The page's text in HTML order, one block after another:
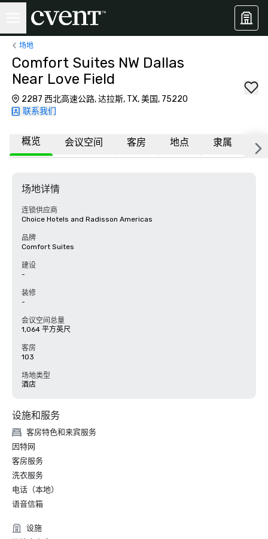
场地
Comfort Suites NW Dallas
Near Love Field
2287 西北高速公路, 达拉斯, TX, 美国, 75220
联系我们
概览 会议空间 客房 地点 隶属 常
场地详情
连锁供应商
Choice Hotels and Radisson Americas
品牌
Comfort Suites
建设
-
装修
-
会议空间总量
1,064 平方英尺
客房
103
场地类型
酒店
设施和服务
客房特色和来宾服务
因特网
客房服务
洗衣服务
电话（本地）
语音信箱
设施